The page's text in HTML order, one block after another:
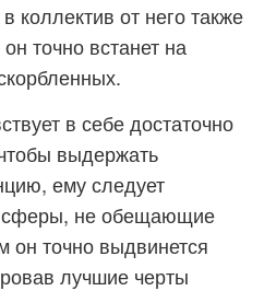
коллектив от него также
точно встанет на
в себе достаточно
выдержать
ему следует
сферы, не обещающие
он точно выдвинется
лучшие черты